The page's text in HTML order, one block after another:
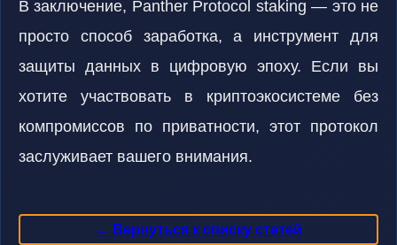
В заключение, Panther Protocol staking — это не
просто способ заработка, а инструмент для
защиты данных в цифровую эпоху. Если вы
хотите участвовать в криптоэкосистеме без
компромиссов по приватности, этот протокол
заслуживает вашего внимания.
← Вернуться к списку статей